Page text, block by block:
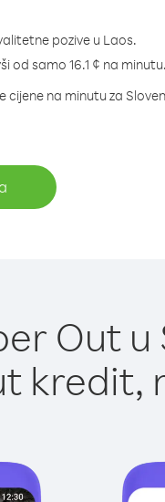
pozive u Laos.
od samo 16.1 ¢ na minutu.
na minutu za
Out u
kredit,